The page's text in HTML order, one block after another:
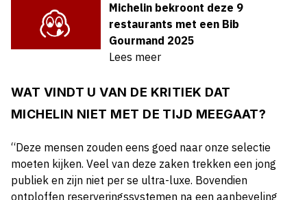
Michelin bekroont deze 9
restaurants met een Bib
Gourmand 2025
Lees meer
WAT VINDT U VAN DE KRITIEK DAT
MICHELIN NIET MET DE TIJD MEEGAAT?
“Deze mensen zouden eens goed naar onze selectie
moeten kijken. Veel van deze zaken trekken een jong
publiek en zijn niet per se ultra-luxe. Bovendien
ontploffen reserveringssystemen na een aanbeveling